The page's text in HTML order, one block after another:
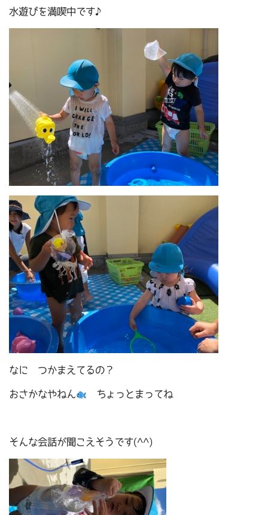
水遊びを満喫中です♪
なに つかまえてるの？
おさかなやねん ちょっとまってね
そんな会話が聞こえそうです(^^)